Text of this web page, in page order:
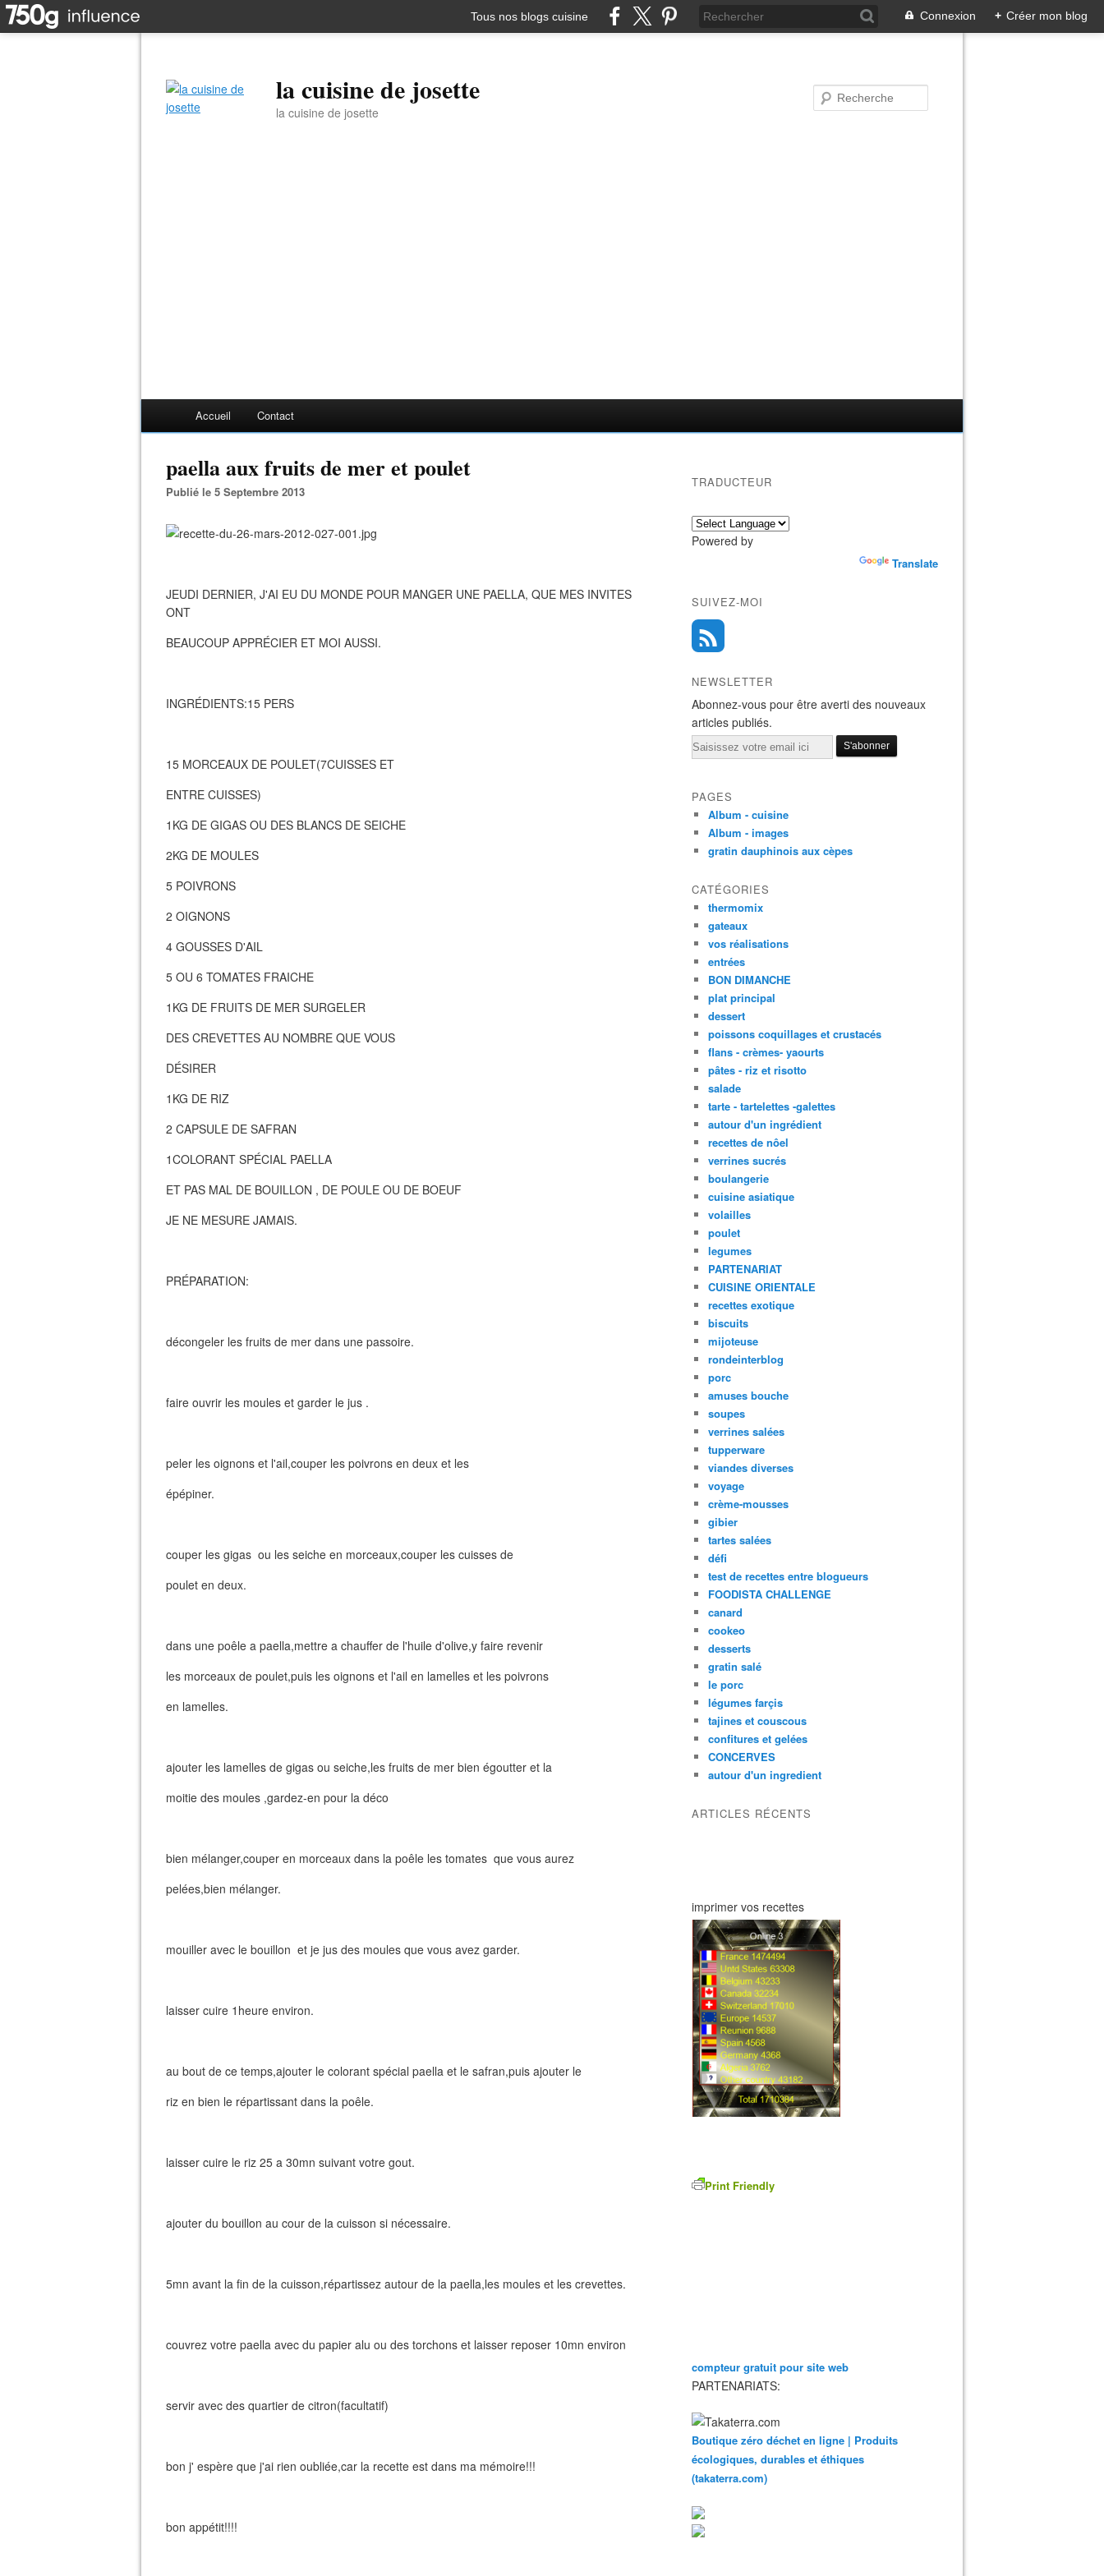
Tous nos blogs cuisine Connexion + Créer mon blog
la cuisine de josette
la cuisine de josette
Accueil Contact
paella aux fruits de mer et poulet
Publié le 5 Septembre 2013
JEUDI DERNIER, J'AI EU DU MONDE POUR MANGER UNE PAELLA, QUE MES INVITES
ONT
BEAUCOUP APPRÉCIER ET MOI AUSSI.
INGRÉDIENTS:15 PERS
15 MORCEAUX DE POULET(7CUISSES ET
ENTRE CUISSES)
1KG DE GIGAS OU DES BLANCS DE SEICHE
2KG DE MOULES
5 POIVRONS
2 OIGNONS
4 GOUSSES D'AIL
5 OU 6 TOMATES FRAICHE
1KG DE FRUITS DE MER SURGELER
DES CREVETTES AU NOMBRE QUE VOUS
DÉSIRER
1KG DE RIZ
2 CAPSULE DE SAFRAN
1COLORANT SPÉCIAL PAELLA
ET PAS MAL DE BOUILLON , DE POULE OU DE BOEUF
JE NE MESURE JAMAIS.
PRÉPARATION:
décongeler les fruits de mer dans une passoire.
faire ouvrir les moules et garder le jus .
peler les oignons et l'ail,couper les poivrons en deux et les
épépiner.
couper les gigas ou les seiche en morceaux,couper les cuisses de
poulet en deux.
dans une poêle a paella,mettre a chauffer de l'huile d'olive,y faire revenir
les morceaux de poulet,puis les oignons et l'ail en lamelles et les poivrons
en lamelles.
ajouter les lamelles de gigas ou seiche,les fruits de mer bien égoutter et la
moitie des moules ,gardez-en pour la déco
bien mélanger,couper en morceaux dans la poêle les tomates que vous aurez
pelées,bien mélanger.
mouiller avec le bouillon et je jus des moules que vous avez garder.
laisser cuire 1heure environ.
au bout de ce temps,ajouter le colorant spécial paella et le safran,puis ajouter le
riz en bien le répartissant dans la poêle.
laisser cuire le riz 25 a 30mn suivant votre gout.
ajouter du bouillon au cour de la cuisson si nécessaire.
5mn avant la fin de la cuisson,répartissez autour de la paella,les moules et les crevettes.
couvrez votre paella avec du papier alu ou des torchons et laisser reposer 10mn environ
servir avec des quartier de citron(facultatif)
bon j' espère que j'ai rien oubliée,car la recette est dans ma mémoire!!!
bon appétit!!!!
TRADUCTEUR
Powered by
Translate
SUIVEZ-MOI
NEWSLETTER
Abonnez-vous pour être averti des nouveaux
articles publiés.
Email
PAGES
Album - cuisine
Album - images
gratin dauphinois aux cèpes
CATÉGORIES
thermomix
gateaux
vos réalisations
entrées
BON DIMANCHE
plat principal
dessert
poissons coquillages et crustacés
flans - crèmes- yaourts
pâtes - riz et risotto
salade
tarte - tartelettes -galettes
autour d'un ingrédient
recettes de nôel
verrines sucrés
boulangerie
cuisine asiatique
volailles
poulet
legumes
PARTENARIAT
CUISINE ORIENTALE
recettes exotique
biscuits
mijoteuse
rondeinterblog
porc
amuses bouche
soupes
verrines salées
tupperware
viandes diverses
voyage
crème-mousses
gibier
tartes salées
défi
test de recettes entre blogueurs
FOODISTA CHALLENGE
canard
cookeo
desserts
gratin salé
le porc
légumes farçis
tajines et couscous
confitures et gelées
CONCERVES
autour d'un ingredient
ARTICLES RÉCENTS
imprimer vos recettes
Print Friendly
compteur gratuit pour site web
PARTENARIATS:
Boutique zéro déchet en ligne | Produits
écologiques, durables et éthiques
(takaterra.com)